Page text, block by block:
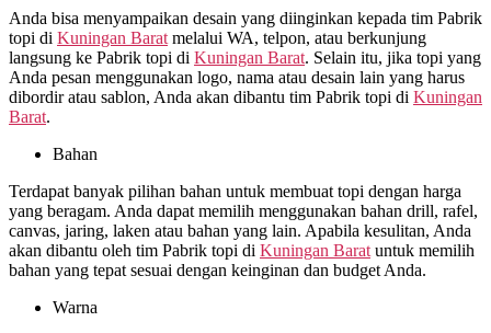
Anda bisa menyampaikan desain yang diinginkan kepada tim Pabrik
topi di Kuningan Barat melalui WA, telpon, atau berkunjung
langsung ke Pabrik topi di Kuningan Barat. Selain itu, jika topi yang
Anda pesan menggunakan logo, nama atau desain lain yang harus
dibordir atau sablon, Anda akan dibantu tim Pabrik topi di Kuningan
Barat.
Bahan
Terdapat banyak pilihan bahan untuk membuat topi dengan harga
yang beragam. Anda dapat memilih menggunakan bahan drill, rafel,
canvas, jaring, laken atau bahan yang lain. Apabila kesulitan, Anda
akan dibantu oleh tim Pabrik topi di Kuningan Barat untuk memilih
bahan yang tepat sesuai dengan keinginan dan budget Anda.
Warna